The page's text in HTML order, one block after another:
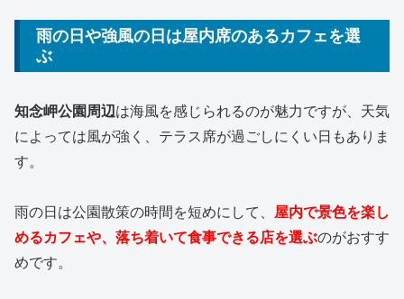
雨の日や強風の日は屋内席のあるカフェを選
ぶ
知念岬公園周辺は海風を感じられるのが魅力ですが、天気
によっては風が強く、テラス席が過ごしにくい日もありま
す。
雨の日は公園散策の時間を短めにして、 屋内で景色を楽し
めるカフェや、落ち着いて食事できる店を選ぶのがおすす
めです。